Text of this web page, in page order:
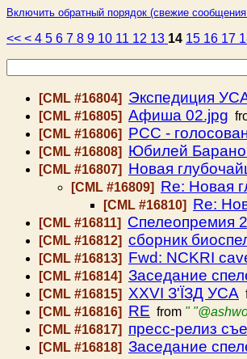
Включить обратный порядок (свежие
<< < 4 5 6 7 8 9 10 11 12 13 14 15 16 17
[CML #16804] Экспедиция
[CML #16805] Афиша 02.jpg
[CML #16806] РСС -
[CML #16808] Юбилей
[CML #16807] Новая
[CML #16809] Re: Новая
[CML #16810] Re:
[CML #16811] Спелеопремия
[CML #16812] сборник
[CML #16813] Fwd: NCKRI
[CML #16814] Заседание
[CML #16815] XХVI З'ЇЗД УСА
[CML #16816] RE from "
[CML #16817] пресс-релиз
[CML #16818] Заседание